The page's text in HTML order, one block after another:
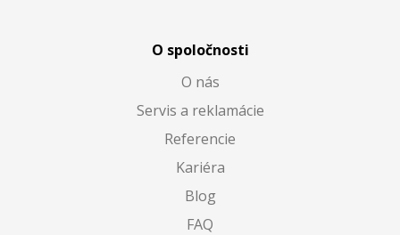
O spoločnosti
O nás
Servis a reklamácie
Referencie
Kariéra
Blog
FAQ